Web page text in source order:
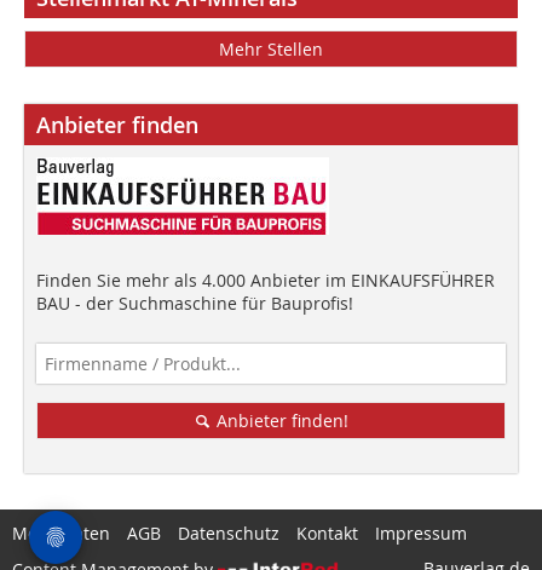
Mehr Stellen
Anbieter finden
Finden Sie mehr als 4.000 Anbieter im EINKAUFSFÜHRER
BAU - der Suchmaschine für Bauprofis!
Anbieter finden!
Mediadaten AGB Datenschutz Kontakt
Impressum